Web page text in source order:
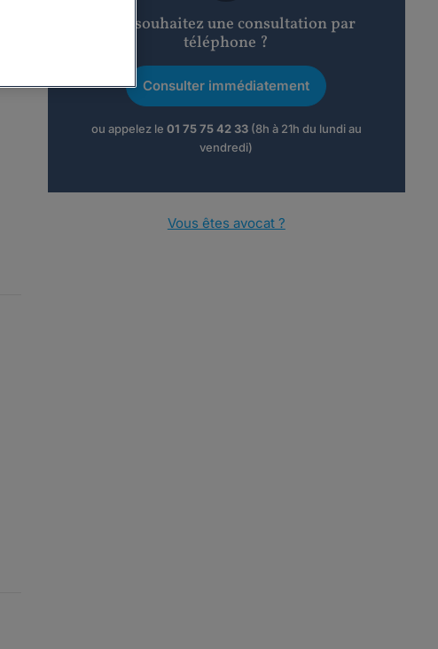
Vous souhaitez une consultation par
téléphone ?
Consulter immédiatement
ou appelez le 01 75 75 42 33(8h à 21h du lundi au
vendredi)
Vous êtes avocat ?